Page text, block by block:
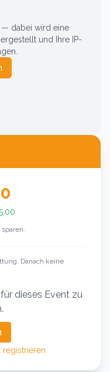
— dabei wird eine
und Ihre IP-
Danach keine
dieses Event zu
registrieren